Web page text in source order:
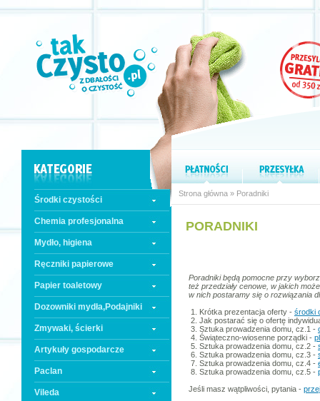
Środki czystości
Chemia profesjonalna
Mydło, higiena
Ręczniki papierowe
Papier toaletowy
Dozowniki mydła,Podajniki
Zmywaki, ścierki
Artykuły gospodarcze
Paclan
Vileda
Strona główna » Poradniki
PORADNIKI
Poradniki będą pomocne przy
też przedziały cenowe, w jakich
w nich postaramy się o rozwiązania
1. Krótka prezentacja oferty - środki
2. Jak postarać się o ofertę
3. Sztuka prowadzenia domu, cz.1 -
4. Świąteczno-wiosenne porządki -
5. Sztuka prowadzenia domu, cz.2 -
6. Sztuka prowadzenia domu, cz.3 -
7. Sztuka prowadzenia domu, cz.4 -
8. Sztuka prowadzenia domu, cz.5 -
Jeśli masz wątpliwości, pytania -